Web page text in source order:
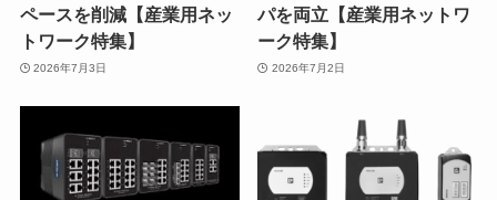
ペースを削減【産業用ネッ
トワーク特集】
2026年7月3日
パを両立【産業用ネットワ
ーク特集】
2026年7月2日